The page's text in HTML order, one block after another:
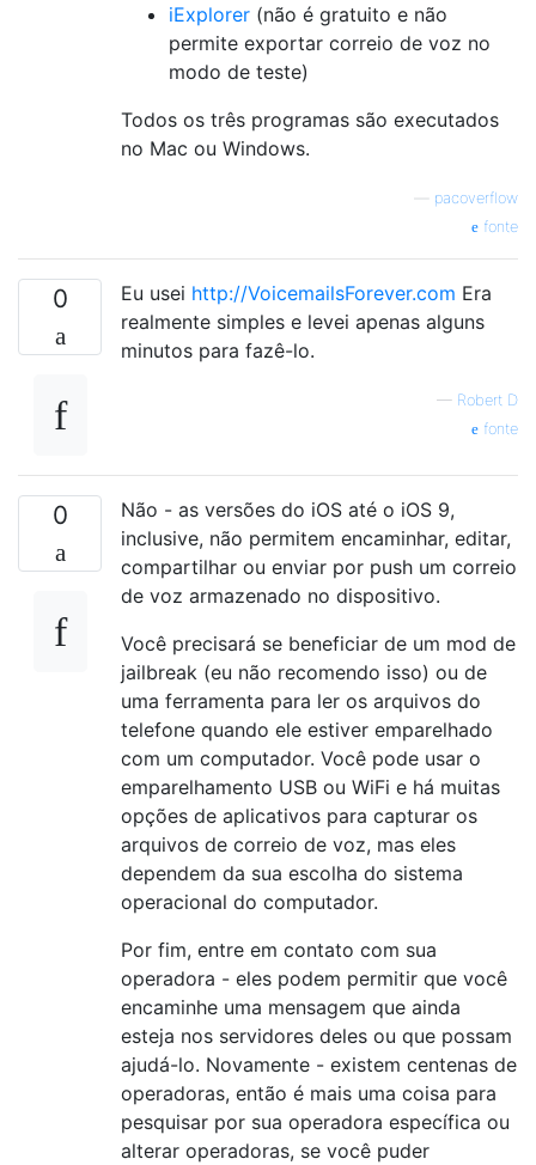
iExplorer (não é gratuito e não
permite exportar correio de voz no
modo de teste)
Todos os três programas são executados
no Mac ou Windows.
pacoverflow
fonte
0 Eu usei http://VoicemailsForever.com Era
realmente simples e levei apenas alguns
minutos para fazê-lo.
— Robert D
fonte
0
Não - as versões do iOS até o iOS 9,
inclusive, não permitem encaminhar, editar,
compartilhar ou enviar por push um correio
de voz armazenado no dispositivo.
Você precisará se beneficiar de um mod de
jailbreak (eu não recomendo isso) ou de
uma ferramenta para ler os arquivos do
telefone quando ele estiver emparelhado
com um computador. Você pode usar o
emparelhamento USB ou WiFi e há muitas
opções de aplicativos para capturar os
arquivos de correio de voz, mas eles
dependem da sua escolha do sistema
operacional do computador.
Por fim, entre em contato com sua
operadora - eles podem permitir que você
encaminhe uma mensagem que ainda
esteja nos servidores deles ou que possam
ajudá-lo. Novamente - existem centenas de
operadoras, então é mais uma coisa para
pesquisar por sua operadora específica ou
alterar operadoras, se você puder